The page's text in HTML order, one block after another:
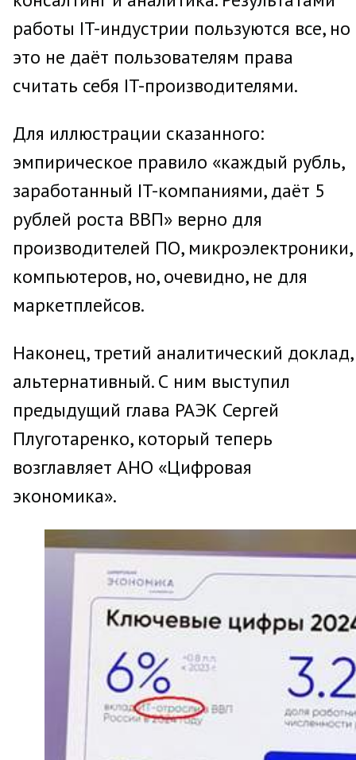
работы IT-индустрии пользуются все, но
это не даёт пользователям права
считать себя IT-производителями.
Для иллюстрации сказанного:
эмпирическое правило «каждый рубль,
заработанный IT-компаниями, даёт 5
рублей роста ВВП» верно для
производителей ПО, микроэлектроники,
компьютеров, но, очевидно, не для
маркетплейсов.
Наконец, третий аналитический доклад,
альтернативный. С ним выступил
предыдущий глава РАЭК Сергей
Плуготаренко, который теперь
возглавляет АНО «Цифровая
экономика».